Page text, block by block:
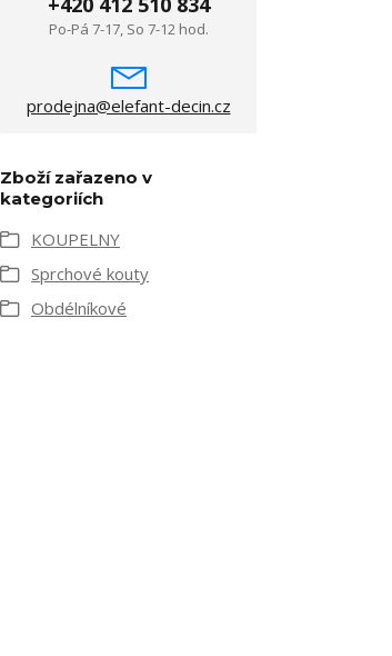
Po-Pá 7-17, So 7-12 hod.
prodejna@elefant-decin.cz
Zboží zařazeno v
kategoriích
KOUPELNY
Sprchové kouty
Obdélníkové